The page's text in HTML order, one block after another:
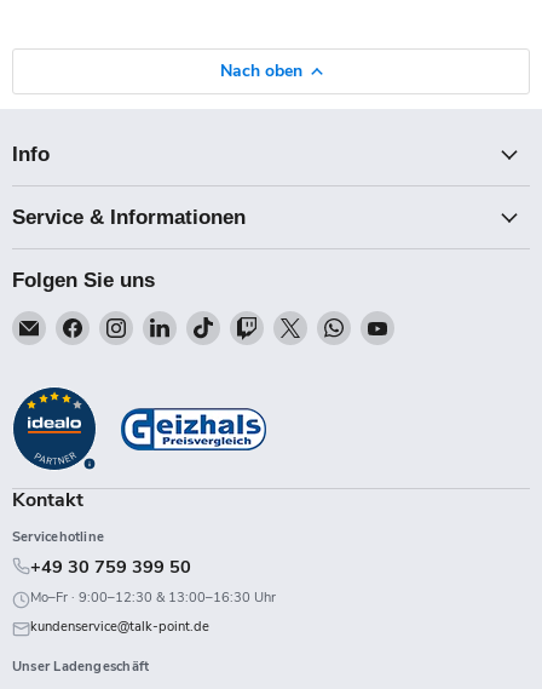
Nach oben
Info
Service & Informationen
Folgen Sie uns
Email
Talk-
Finden
Sie
auf
Facebook
Finden
Sie
auf
Instagram
Finden
Sie
auf
LinkedIn
Finden
Sie
auf
TikTok
Finden
Sie
Twitch
Finden
Sie
Finden
Sie
Finden
Kontakt
Servicehotline
+49 30 759 399 50
Mo–Fr · 9:00–12:30 & 13:00–16:30 Uhr
kundenservice@talk-point.de
Unser Ladengeschäft